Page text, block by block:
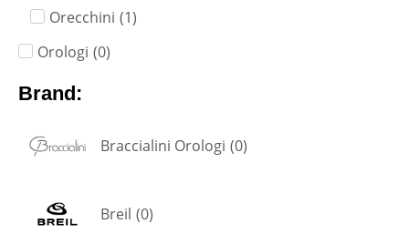
Orecchini (1)
Orologi (0)
Brand:
Braccialini Orologi (0)
Breil (0)